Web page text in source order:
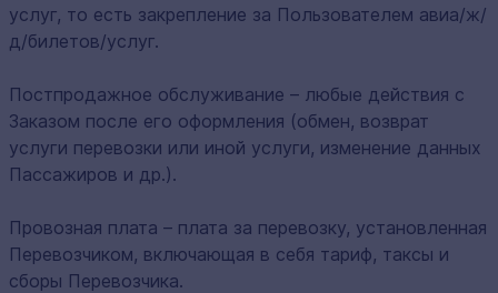
услуг, то есть закрепление за Пользователем авиа/ж/
д/билетов/услуг.
Постпродажное обслуживание – любые действия с
Заказом после его оформления (обмен, возврат
услуги перевозки или иной услуги, изменение данных
Пассажиров и др.).
Провозная плата – плата за перевозку, установленная
Перевозчиком, включающая в себя тариф, таксы и
сборы Перевозчика.